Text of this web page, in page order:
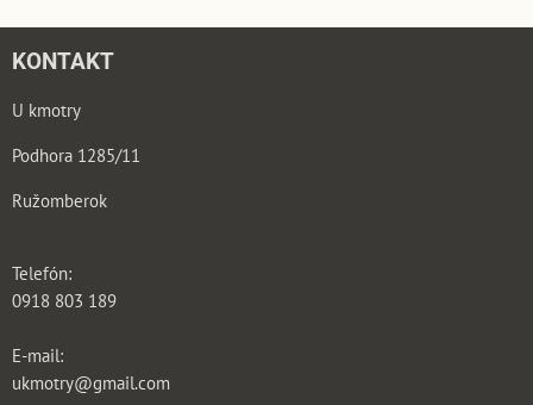
KONTAKT
U kmotry
Podhora 1285/11
Ružomberok
Telefón:
0918 803 189
E-mail:
ukmotry@gmail.com